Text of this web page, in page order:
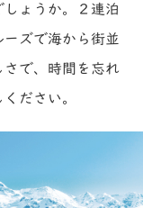
ょうか。２連泊
ズで海から街並
で、時間を忘れ
ださい。